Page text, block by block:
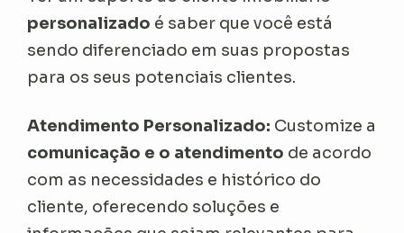
personalizado é saber que você está
sendo diferenciado em suas propostas
para os seus potenciais clientes.
Atendimento Personalizado: Customize a
comunicação e o atendimento de acordo
com as necessidades e histórico do
cliente, oferecendo soluções e